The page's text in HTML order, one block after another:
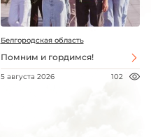
Белгородская область
Помним и гордимся!
5 августа 2026 102